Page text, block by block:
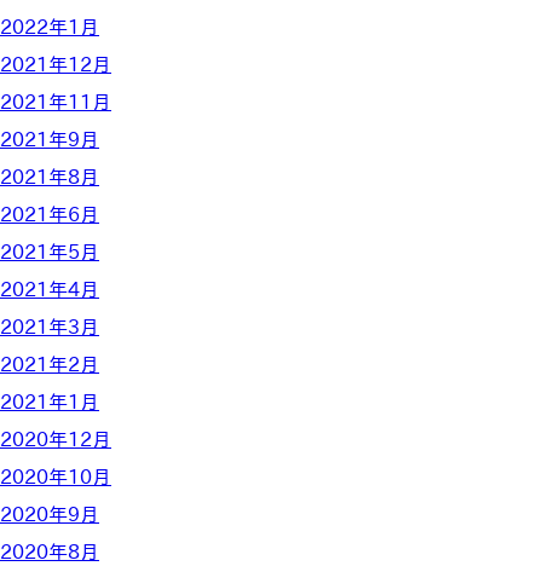
2022年1月
2021年12月
2021年11月
2021年9月
2021年8月
2021年6月
2021年5月
2021年4月
2021年3月
2021年2月
2021年1月
2020年12月
2020年10月
2020年9月
2020年8月